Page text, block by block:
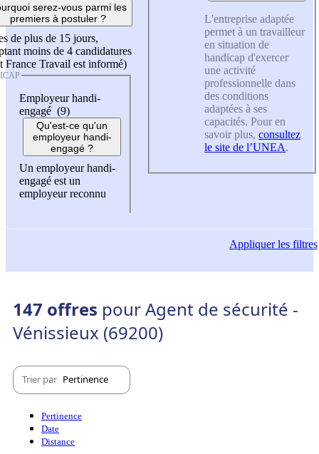
serez-vous parmi les
premiers à postuler ?
de plus de 15 jours,
moins de 4 candidatures
France Travail est informé)
Employeur handi-
engagé (9)
Qu'est-ce qu'un
employeur handi-
engagé ?
Un employeur handi-
engagé est un
employeur reconnu
L'entreprise adaptée
permet à un travailleur
en situation de
handicap d'exercer
une activité
professionnelle dans
des conditions
adaptées à ses
capacités. Pour en
savoir plus, consultez
le site de l’UNEA.
Appliquerles filtres
147 offres pour Agent de sécurité -
Vénissieux (69200)
Trier par Pertinence
Pertinence
Date
Distance